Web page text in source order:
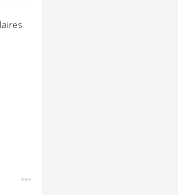
...